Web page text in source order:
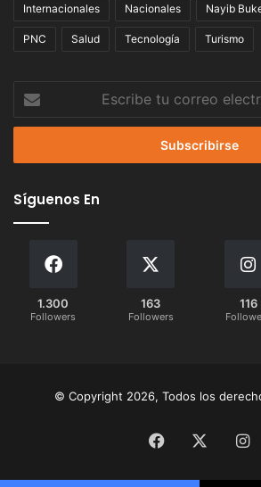
Internacionales Nacionales Nayib
PNC Salud Tecnología Turismo
correo
Síguenos En
1.300
Followers
163
Followers
116
© Copyright 2026, Todos los
Facebook